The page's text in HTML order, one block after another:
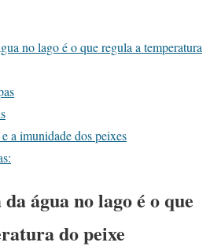
no lago é o que regula a temperatura
a imunidade dos peixes
água no lago é o que
do peixe